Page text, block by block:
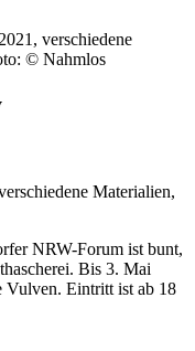
verschiedene
© Nahmlos
Materialien,
NRW-Forum ist bunt,
Bis 3. Mai
Vulven. Eintritt ist ab 18